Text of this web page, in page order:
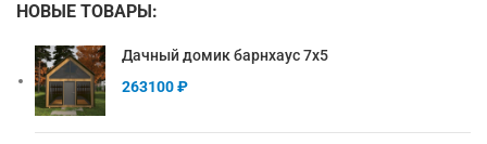
НОВЫЕ ТОВАРЫ:
Дачный домик барнхаус 7х5
263100₽